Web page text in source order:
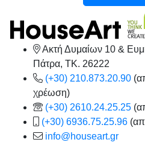
Ακτή Δυμαίων 10 &
Πάτρα, TK. 26222
(+30) 210.873.20.90
χρέωση)
(+30) 2610.24.25.25
(+30) 6936.75.25.96
info@houseart.gr